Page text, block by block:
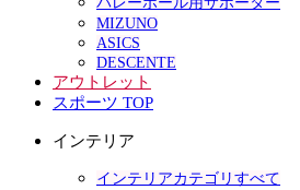
MIZUNO
ASICS
DESCENTE
アウトレット
スポーツ TOP
インテリア
インテリアカテゴリすべて